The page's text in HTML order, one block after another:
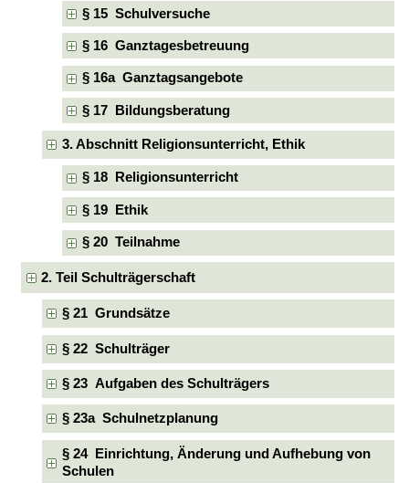
§ 15 Schulversuche
§ 16 Ganztagesbetreuung
§ 16a Ganztagsangebote
§ 17 Bildungsberatung
3. Abschnitt Religionsunterricht, Ethik
§ 18 Religionsunterricht
§ 19 Ethik
§ 20 Teilnahme
2. Teil Schulträgerschaft
§ 21 Grundsätze
§ 22 Schulträger
§ 23 Aufgaben des Schulträgers
§ 23a Schulnetzplanung
§ 24 Einrichtung, Änderung und Aufhebung von
Schulen